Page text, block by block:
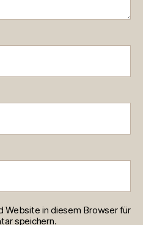
Website in diesem Browser für
speichern.